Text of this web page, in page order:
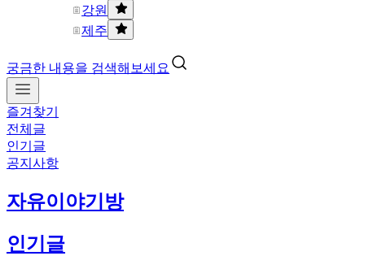
강원
제주
궁금한 내용을 검색해보세요
즐겨찾기
전체글
인기글
공지사항
자유이야기방
인기글